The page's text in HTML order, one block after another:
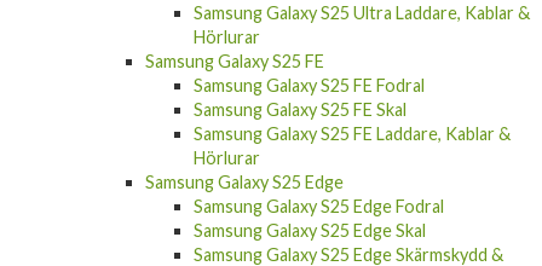
Samsung Galaxy S25 Ultra Laddare, Kablar &
Hörlurar
Samsung Galaxy S25 FE
Samsung Galaxy S25 FE Fodral
Samsung Galaxy S25 FE Skal
Samsung Galaxy S25 FE Laddare, Kablar &
Hörlurar
Samsung Galaxy S25 Edge
Samsung Galaxy S25 Edge Fodral
Samsung Galaxy S25 Edge Skal
Samsung Galaxy S25 Edge Skärmskydd &